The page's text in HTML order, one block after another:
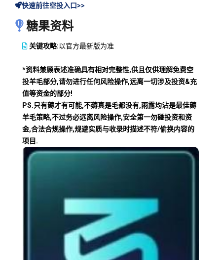
快速前往空投入口>>
糖果资料
关键攻略:以官方最新版为准
*资料兼顾表述准确具有相对完整性,供且仅供理解免费空
投羊毛部分,请勿进行任何风险操作,远离一切涉及投资&充
值等资金的部分!
PS.只有薅才有可能,不薅真是毛都没有,雨露均沾是最佳薅
羊毛策略,不过务必远离风险操作,安全第一勿碰投资和资
金,合法合规操作,规避实质与收录时描述不符/偷换内容的
项目.